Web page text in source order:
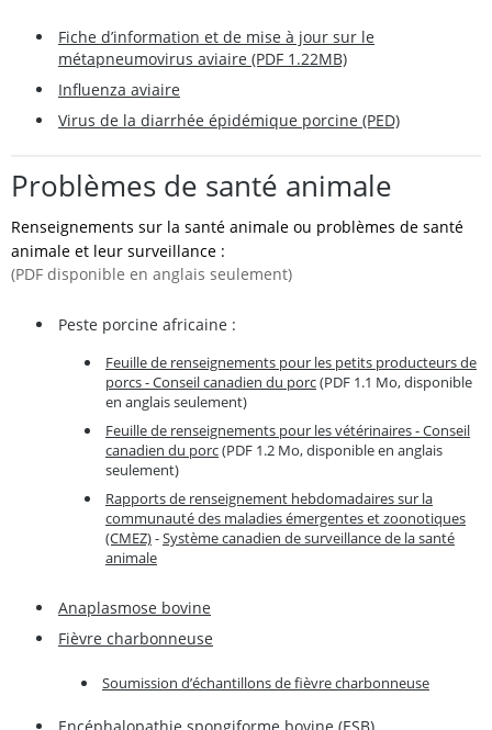
Fiche d’information et de mise à jour sur le
métapneumovirus aviaire (PDF 1.22MB)
Influenza aviaire
Virus de la diarrhée épidémique porcine (PED)
Problèmes de santé animale
Renseignements sur la santé animale ou problèmes de santé
animale et leur surveillance :
(PDF disponible en anglais seulement)
Peste porcine africaine :
Feuille de renseignements pour les petits producteurs de
porcs - Conseil canadien du porc(PDF 1.1 Mo, disponible
en anglais seulement)
Feuille de renseignements pour les vétérinaires - Conseil
canadien du porc(PDF 1.2 Mo, disponible en anglais
seulement)
Rapports de renseignement hebdomadaires sur la
communauté des maladies émergentes et zoonotiques
(CMEZ)-Système canadien de surveillance de la santé
animale
Anaplasmose bovine
Fièvre charbonneuse
Soumission d’échantillons de fièvre charbonneuse